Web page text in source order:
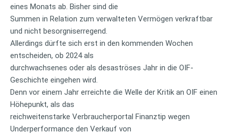
eines Monats ab. Bisher sind die
Summen in Relation zum verwalteten Vermögen verkraftbar
und nicht besorgniserregend.
Allerdings dürfte sich erst in den kommenden Wochen
entscheiden, ob 2024 als
durchwachsenes oder als desaströses Jahr in die OIF-
Geschichte eingehen wird.
Denn vor einem Jahr erreichte die Welle der Kritik an OIF einen
Höhepunkt, als das
reichweitenstarke Verbraucherportal Finanztip wegen
Underperformance den Verkauf von